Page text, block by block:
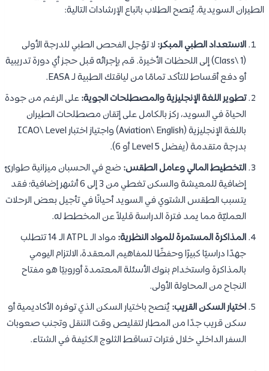
الطيران السويدية، يُنصح الطلاب باتباع الإرشادات التالية:
الاستعداد الطبي المبكر: لا تؤجل الفحص الطبي للدرجة الأولى
(Class\ 1) إلى اللحظات الأخيرة. قم بإجرائه قبل حجز أي دورة تدريبية
أو دفع أقساط للتأكد تمامًا من لياقتك الطبية لـ EASA.
تطوير اللغة الإنجليزية والمصطلحات الجوية:على الرغم من جودة
الحياة في السويد، ركز بالكامل على إتقان مصطلحات الطيران
باللغة الإنجليزية (Aviation\ English) واجتياز اختبار ICAO\ Level
بدرجة متقدمة (يفضل Level 5 أو 6).
التخطيط المالي وعامل الطقس: ضع في الحسبان ميزانية طوارئ
إضافية للمعيشة والسكن تغطي من 3 إلى 6 أشهر إضافية؛ فقد
يتسبب الطقس الشتوي في السويد أحيانًا في تأجيل بعض الرحلات
العمليّة مما يمد فترة الدراسة قليلاً عن المخطط له.
المذاكرة المستمرة للمواد النظرية:
مواد الـ ATPL الـ 14 تتطلب
جهدًا دراسيًا كبيرًا وحفظًا للمفاهيم المعقدة، الالتزام اليومي
بالمذاكرة واستخدام بنوك الأسئلة المعتمدة أوروبيًا هو مفتاح
النجاح من المحاولة الأولى.
اختيار السكن القريب: يُنصح باختيار السكن الذي توفره الأكاديمية أو
سكن قريب جدًا من المطار لتقليص وقت التنقل وتجنب صعوبات
السفر الداخلي خلال فترات تساقط الثلوج الكثيفة في الشتاء.